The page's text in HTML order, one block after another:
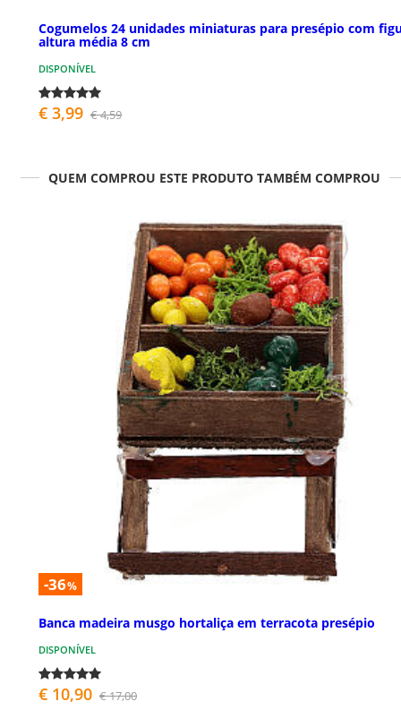
Cogumelos 24 unidades miniaturas para presépio com
altura média 8 cm
DISPONÍVEL
€ 3,99 € 4,59
QUEM COMPROU ESTE PRODUTO TAMBÉM COMPROU
-36%
Banca madeira musgo hortaliça em terracota presépio
DISPONÍVEL
€ 10,90 € 17,00